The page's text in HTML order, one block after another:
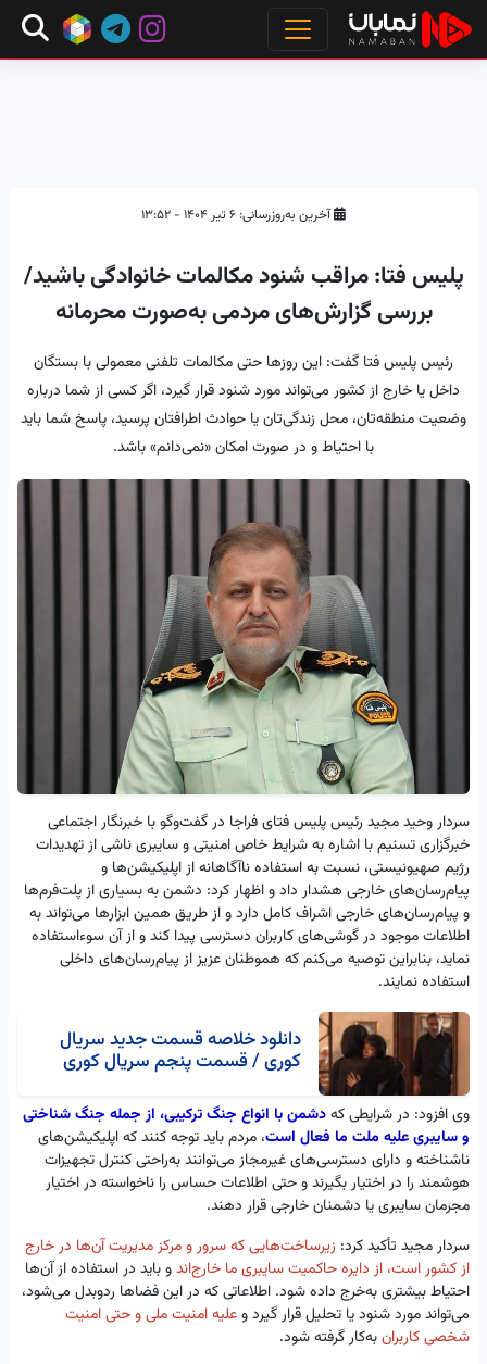
آخرین به‌روزرسانی: ۶ تیر ۱۴۰۴ - ۱۳:۵۲
پلیس فتا: مراقب شنود مکالمات خانوادگی باشید/
بررسی گزارش‌های مردمی به‌صورت محرمانه
رئیس پلیس فتا گفت: این روزها حتی مکالمات تلفنی معمولی با بستگان
داخل یا خارج از کشور می‌تواند مورد شنود قرار گیرد، اگر کسی از شما درباره
وضعیت منطقه‌تان، محل زندگی‌تان یا حوادث اطرافتان پرسید، پاسخ شما باید
با احتیاط و در صورت امکان «نمی‌دانم» باشد.
سردار وحید مجید رئیس پلیس فتای فراجا در گفت‌وگو با خبرنگار اجتماعی
خبرگزاری تسنیم با اشاره به شرایط خاص امنیتی و سایبری ناشی از تهدیدات
رژیم صهیونیستی، نسبت به استفاده ناآگاهانه از اپلیکیشن‌ها و
پیام‌رسان‌های خارجی هشدار داد و اظهار کرد: دشمن به بسیاری از پلت‌فرم‌ها
و پیام‌رسان‌های خارجی اشراف کامل دارد و از طریق همین ابزارها می‌تواند به
اطلاعات موجود در گوشی‌های کاربران دسترسی پیدا کند و از آن سوءاستفاده
نماید، بنابراین توصیه می‌کنم که هموطنان عزیز از پیام‌رسان‌های داخلی
استفاده نمایند.
دانلود خلاصه قسمت جدید سریال
کوری / قسمت پنجم سریال کوری
وی افزود: در شرایطی کهدشمن با انواع جنگ ترکیبی، از جمله جنگ شناختی
و سایبری علیه ملت ما فعال است، مردم باید توجه کنند که اپلیکیشن‌های
ناشناخته و دارای دسترسی‌های غیرمجاز می‌توانند به‌راحتی کنترل تجهیزات
هوشمند را در اختیار بگیرند و حتی اطلاعات حساس را ناخواسته در اختیار
مجرمان سایبری یا دشمنان خارجی قرار دهند.
سردار مجید تأکید کرد: زیرساخت‌هایی که سرور و مرکز مدیریت آن‌ها در خارج
از کشور است، از دایره حاکمیت سایبری ما خارج‌اندو باید در استفاده از آن‌ها
احتیاط بیشتری به‌خرج داده شود. اطلاعاتی که در این فضاها ردوبدل می‌شود،
می‌تواند مورد شنود یا تحلیل قرار گیرد وعلیه امنیت ملی و حتی امنیت
شخصی کاربرانبه‌کار گرفته شود.